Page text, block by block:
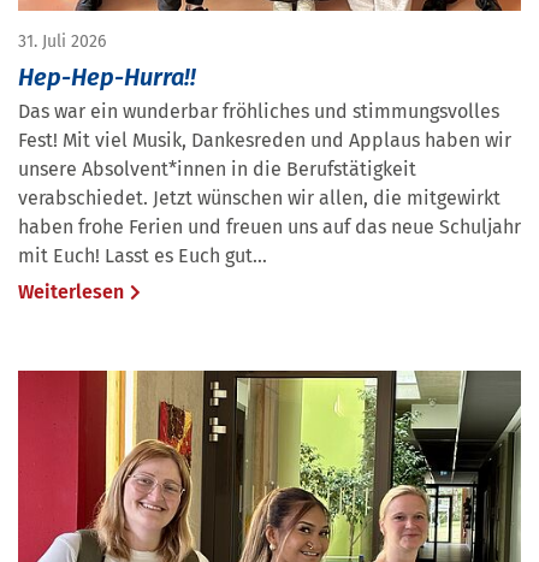
31. Juli 2026
Hep-Hep-Hurra!!
Das war ein wunderbar fröhliches und stimmungsvolles
Fest! Mit viel Musik, Dankesreden und Applaus haben wir
unsere Absolvent*innen in die Berufstätigkeit
verabschiedet. Jetzt wünschen wir allen, die mitgewirkt
haben frohe Ferien und freuen uns auf das neue Schuljahr
mit Euch! Lasst es Euch gut…
Weiterlesen